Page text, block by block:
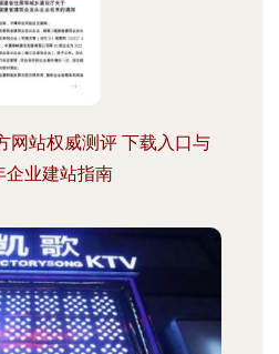
网站权威测评 下载入口与
企业建站指南